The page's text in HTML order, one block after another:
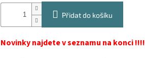
Přidat do košíku
Novinky najdete v seznamu na konci !!!!